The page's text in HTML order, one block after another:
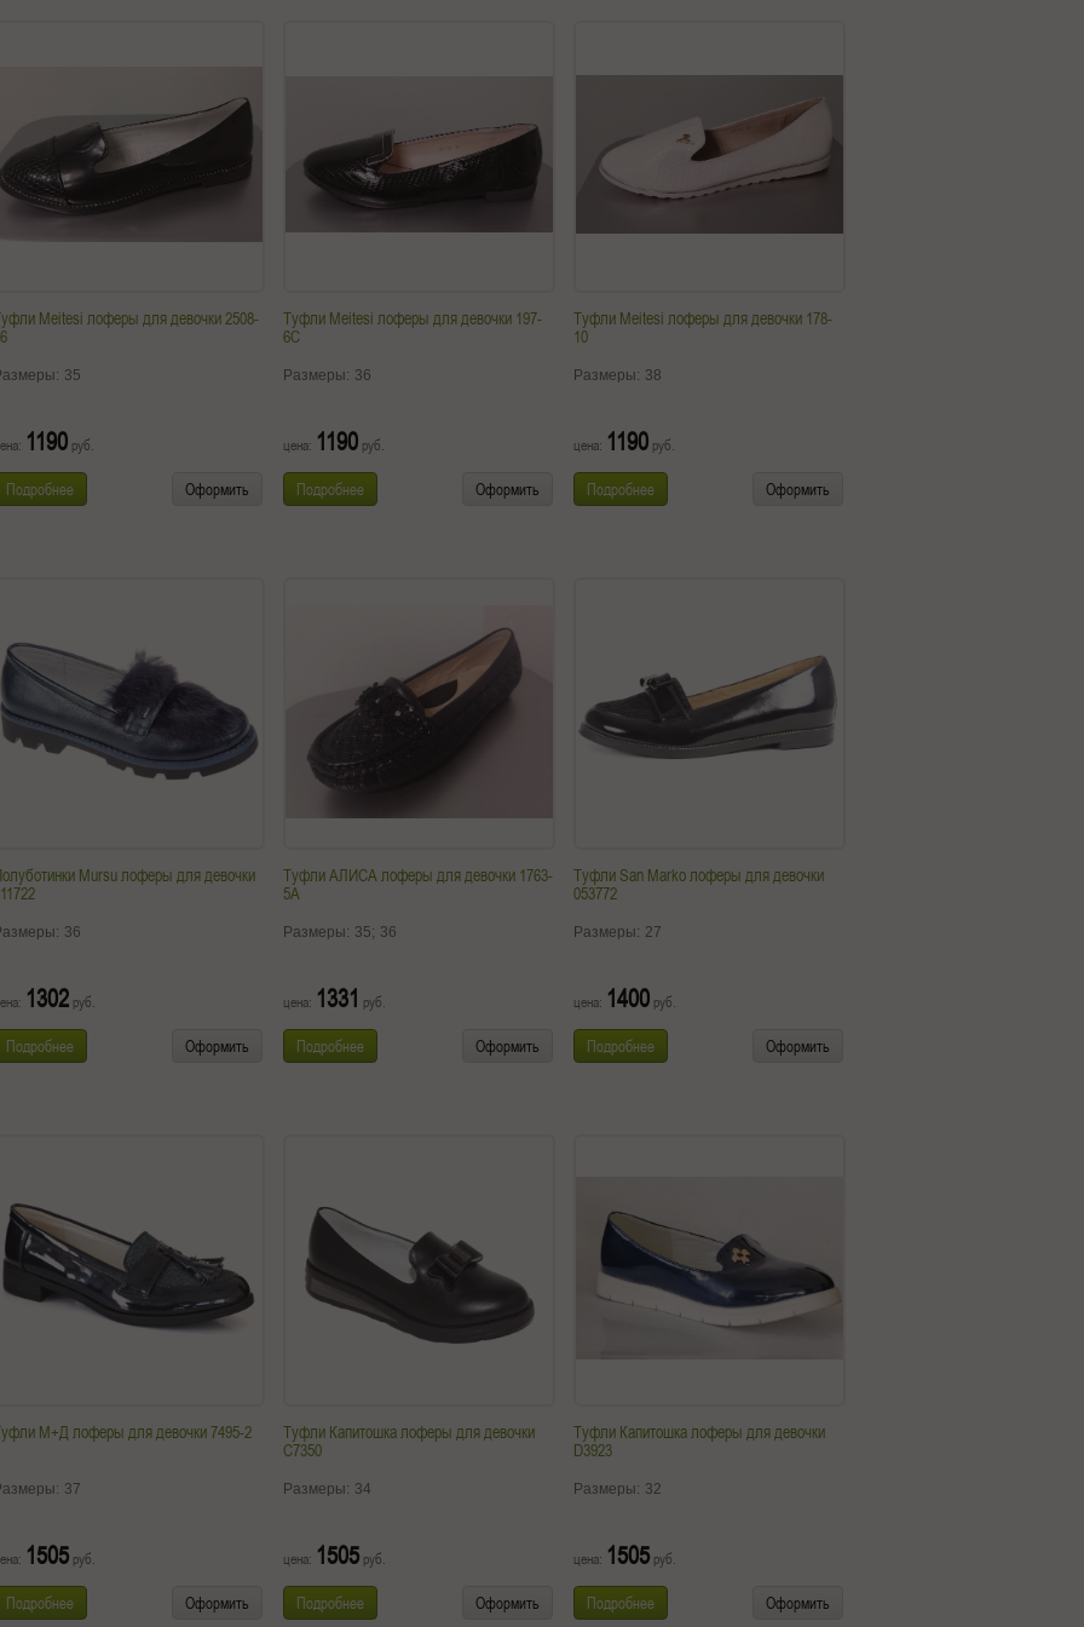
Meitesi лоферы для девочки 2508-
35
1190 руб.
Подробнее Оформить
Туфли Meitesi лоферы для девочки 197-
6C
Размеры: 36
цена: 1190 руб.
Подробнее Оформить
Туфли Meitesi лоферы для девочки 178-
10
Размеры: 38
цена: 1190 руб.
Подробнее Оформить
Mursu лоферы для девочки
36
1302 руб.
Подробнее Оформить
Туфли АЛИСА лоферы для девочки 1763-
5A
Размеры: 35; 36
цена: 1331 руб.
Подробнее Оформить
Туфли San Marko лоферы для девочки
053772
Размеры: 27
цена: 1400 руб.
Подробнее Оформить
М+Д лоферы для девочки 7495-2
37
1505 руб.
Подробнее Оформить
Туфли Капитошка лоферы для девочки
C7350
Размеры: 34
цена: 1505 руб.
Подробнее Оформить
Туфли Капитошка лоферы для девочки
D3923
Размеры: 32
цена: 1505 руб.
Подробнее Оформить